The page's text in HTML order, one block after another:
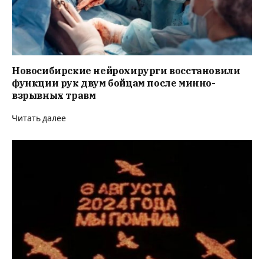
Новосибирские нейрохирурги восстановили
функции рук двум бойцам после минно-
взрывных травм
Читать далее